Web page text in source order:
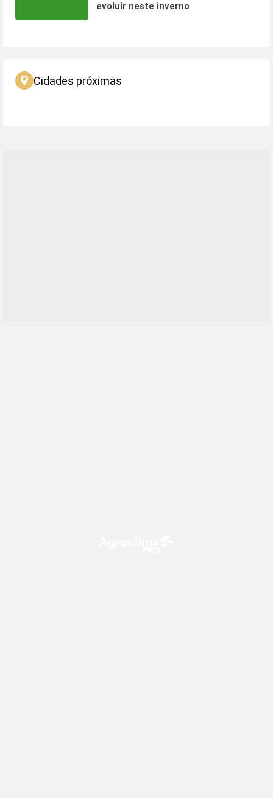
evoluir neste inverno
Cidades próximas